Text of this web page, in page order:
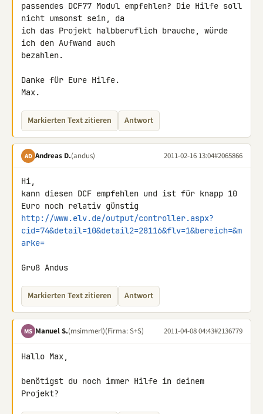
passendes DCF77 Modul empfehlen? Die Hilfe soll
nicht umsonst sein, da
ich das Projekt halbberuflich brauche, würde
ich den Aufwand auch
bezahlen.
Danke für Eure Hilfe.
Max.
Markierten Text zitieren Antwort
AD Andreas D.(andus) 2011-02-16 13:04#2065866
Hi,
kann diesen DCF empfehlen und ist für knapp 10
http://www.elv.de/output/controller.aspx?
cid=74&detail=10&detail2=28116&flv=1&bereich=&m
arke=
Gruß Andus
Markierten Text zitieren Antwort
MS Manuel S.(msimmerl)(Firma: S+S) 2011-04-08 04:43#2136779
Hallo Max,
benötigst du noch immer Hilfe in deinem
Projekt?